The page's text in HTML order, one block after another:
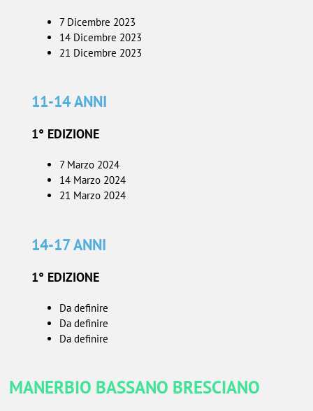
7 Dicembre 2023
14 Dicembre 2023
21 Dicembre 2023
11-14 ANNI
1° EDIZIONE
7 Marzo 2024
14 Marzo 2024
21 Marzo 2024
14-17 ANNI
1° EDIZIONE
Da definire
Da definire
Da definire
MANERBIO BASSANO BRESCIANO